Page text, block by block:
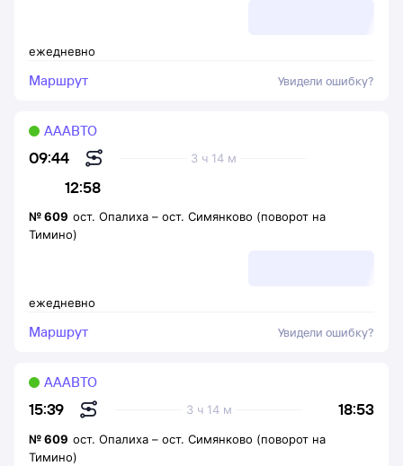
ежедневно
Маршрут Увидели ошибку?
09:44
12:58
3 ч 14 м
АААВТО
ежедневно
№609 ост. Опалиха – ост. Симянково (поворот на
Тимино)
Маршрут Увидели ошибку?
15:39 18:53
3 ч 14 м
АААВТО
№609 ост. Опалиха – ост. Симянково (поворот на
Тимино)